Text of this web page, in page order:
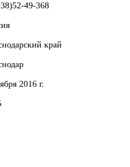
49-368
край
2016 г.